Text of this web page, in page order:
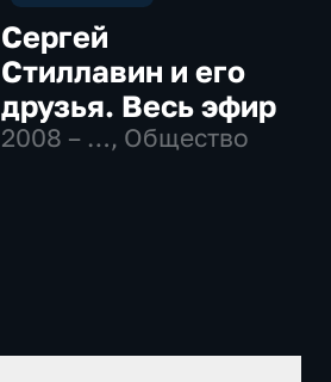
Сергей
Стиллавин и его
друзья. Весь эфир
2008 – …, Общество